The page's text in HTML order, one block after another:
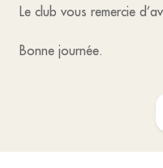
Le club vous remercie
Bonne journée.